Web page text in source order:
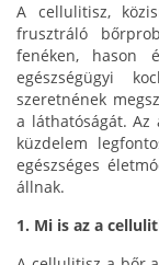
A cellulitisz,
frusztráló
fenéken, hason
egészségügyi
szeretnének
a láthatóságát.
küzdelem
egészséges
állnak.
1. Mi is az a